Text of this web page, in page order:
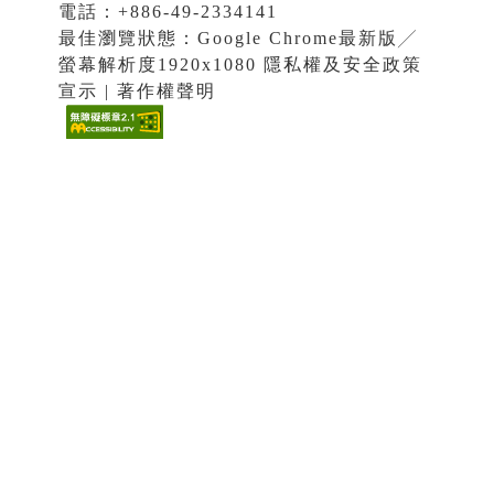
電話：+886-49-2334141
最佳瀏覽狀態：Google Chrome最新版╱
螢幕解析度1920x1080 隱私權及安全政策
宣示 | 著作權聲明